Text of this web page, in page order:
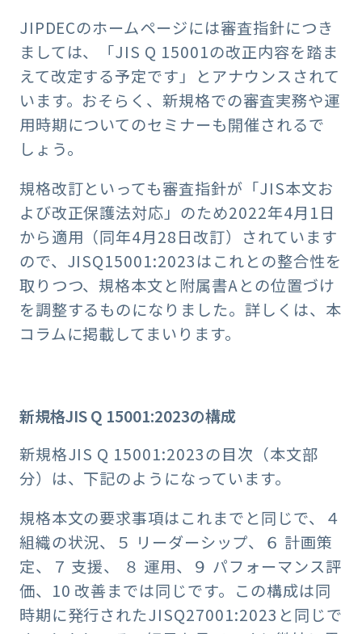
JIPDECのホームページには審査指針につき
ましては、「JIS Q 15001の改正内容を踏ま
えて改定する予定です」とアナウンスされて
います。おそらく、新規格での審査実務や運
用時期についてのセミナーも開催されるで
しょう。
規格改訂といっても審査指針が「JIS本文お
よび改正保護法対応」のため2022年4月1日
から適用（同年4月28日改訂）されています
ので、JISQ15001:2023はこれとの整合性を
取りつつ、規格本文と附属書Aとの位置づけ
を調整するものになりました。詳しくは、本
コラムに掲載してまいります。
新規格JIS Q 15001:2023の構成
新規格JIS Q 15001:2023の目次（本文部
分）は、下記のようになっています。
規格本文の要求事項はこれまでと同じで、４
組織の状況、５ リーダーシップ、６ 計画策
定、７ 支援、 ８ 運用、９ パフォーマンス評
価、10 改善までは同じです。この構成は同
時期に発行されたJISQ27001:2023と同じで